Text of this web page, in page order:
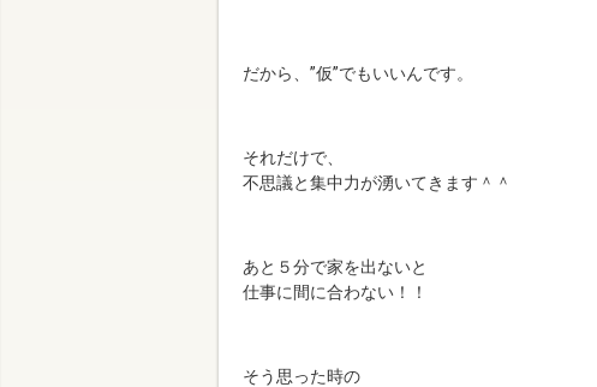
だから、”仮”でもいいんです。
それだけで、
不思議と集中力が湧いてきます＾＾
あと５分で家を出ないと
仕事に間に合わない！！
そう思った時の